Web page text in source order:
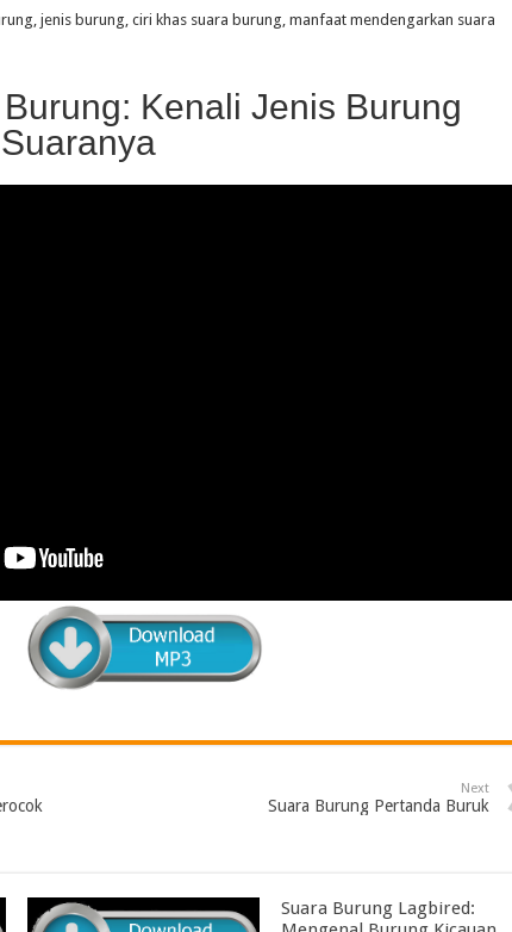
jenis burung, ciri khas suara burung, manfaat mendengarkan suara
Kenali Jenis Burung
Next
Suara Burung Pertanda Buruk
Suara Burung Lagbired: